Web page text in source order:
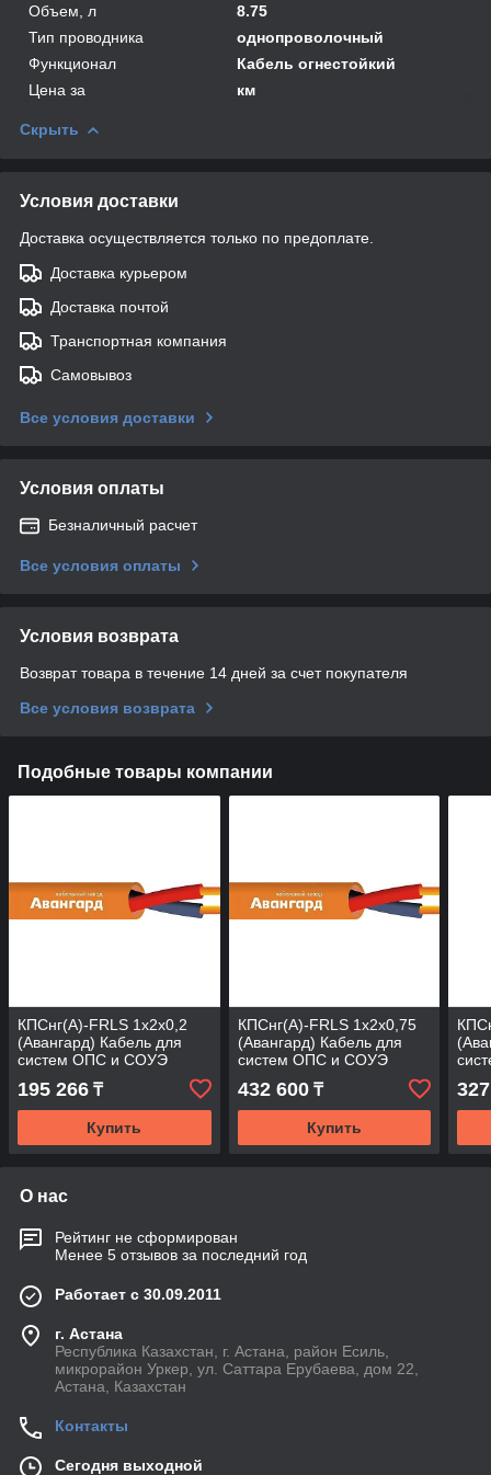
Объем, л
8.75
Тип проводника
однопроволочный
Функционал
Кабель огнестойкий
Цена за
км
Скрыть
Условия доставки
Доставка осуществляется только по предоплате.
Доставка курьером
Доставка почтой
Транспортная компания
Самовывоз
Все условия доставки
Условия оплаты
Безналичный расчет
Все условия оплаты
Условия возврата
Возврат товара в течение 14 дней за счет покупателя
Все условия возврата
Подобные товары компании
КПСнг(А)-FRLS 1х2х0,2
(Авангард) Кабель для
систем ОПС и СОУЭ
огнестойкий, не
поддерживающий
горения,
195 266 ₸
Купить
КПСнг(А)-FRLS 1х2х0,75
(Авангард) Кабель для
систем ОПС и СОУЭ
огнестойкий, не
поддерживающий
горения,
432 600₸
Купить
О нас
Рейтинг не сформирован
Менее 5 отзывов за последний год
Работает с 30.09.2011
г. Астана
Республика Казахстан, г. Астана, район Есиль,
микрорайон Уркер, ул. Саттара Ерубаева, дом 22,
Астана, Казахстан
Контакты
Сегодня выходной